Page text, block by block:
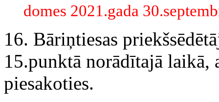
domes 2021.gada
16. Bāriņtiesas
15.punktā norādītajā laikā,
piesakoties.